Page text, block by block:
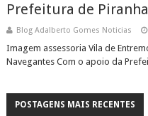
Prefeitura de
Blog Adalberto Gomes Noticias
Imagem assessoria Vila de
Navegantes Com o apoio da
POSTAGENS MAIS RECENTES